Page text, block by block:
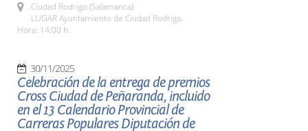
Ciudad Rodrigo (Salamanca)
LUGAR Ayuntamiento de Ciudad Rodrigo.
Hora: 14:00 h.
30/11/2025
Celebración de la entrega de premios
Cross Ciudad de Peñaranda, incluido
en el 13 Calendario Provincial de
Carreras Populares Diputación de